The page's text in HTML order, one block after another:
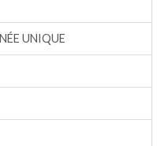
UNIQUE